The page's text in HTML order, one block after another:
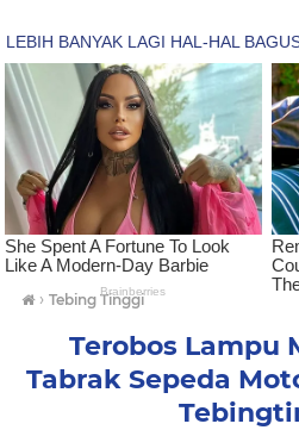
› Tebing Tinggi
Terobos Lampu
Tabrak Sepeda